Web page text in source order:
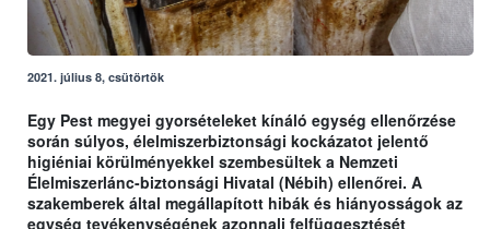
2021. július 8, csütörtök
Egy Pest megyei gyorsételeket kínáló egység ellenőrzése
során súlyos, élelmiszerbiztonsági kockázatot jelentő
higiéniai körülményekkel szembesültek a Nemzeti
Élelmiszerlánc-biztonsági Hivatal (Nébih) ellenőrei. A
szakemberek által megállapított hibák és hiányosságok az
egység tevékenységének azonnali felfüggesztését